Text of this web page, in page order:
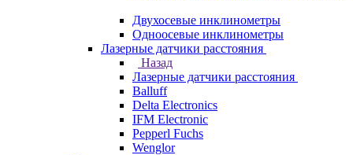
Двухосевые инклинометры
Одноосевые инклинометры
Лазерные датчики расстояния
Назад
Лазерные датчики расстояния
Balluff
Delta Electronics
IFM Electronic
Pepperl Fuchs
Wenglor